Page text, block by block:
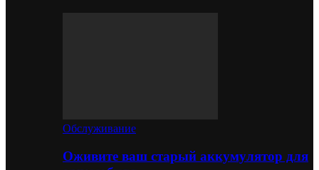
Обслуживание
Оживите ваш старый аккумулятор для